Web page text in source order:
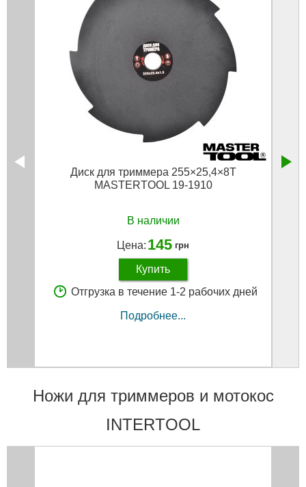
Диск для триммера 255×25,4×8Т
MASTERTOOL 19-1910
В наличии
Цена: 145 грн
Купить
Отгрузка в течение 1-2 рабочих дней
Подробнее...
Ножи для триммеров и мотокос
INTERTOOL